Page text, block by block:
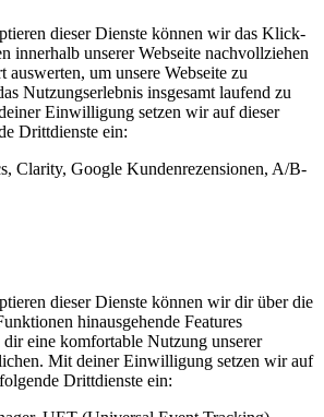
dieser Dienste können wir das Klick-
innerhalb unserer Webseite nachvollziehen
auswerten, um unsere Webseite zu
Nutzungserlebnis insgesamt laufend zu
Einwilligung setzen wir auf dieser
Drittdienste ein:
Clarity, Google Kundenrezensionen, A/B-
dieser Dienste können wir dir über die
hinausgehende Features
dir eine komfortable Nutzung unserer
Mit deiner Einwilligung setzen wir auf
Drittdienste ein: